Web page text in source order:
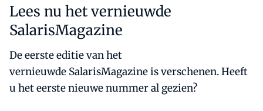
Lees nu het vernieuwde
SalarisMagazine
De eerste editie van het
vernieuwde SalarisMagazine is verschenen. Heeft
u het eerste nieuwe nummer al gezien?